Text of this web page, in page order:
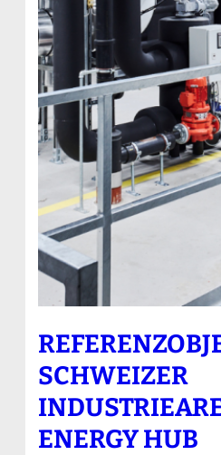
SCHWEIZER
ENERGY HUB